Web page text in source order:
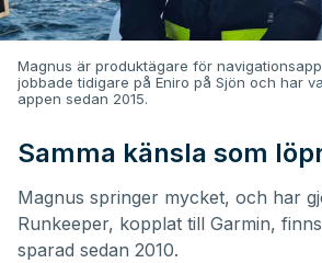
Magnus är produktägare för
jobbade tidigare på Eniro på Sjön och har
appen sedan 2015.
Samma känsla som
Magnus springer mycket, och har
Runkeeper, kopplat till Garmin,
sparad sedan 2010.